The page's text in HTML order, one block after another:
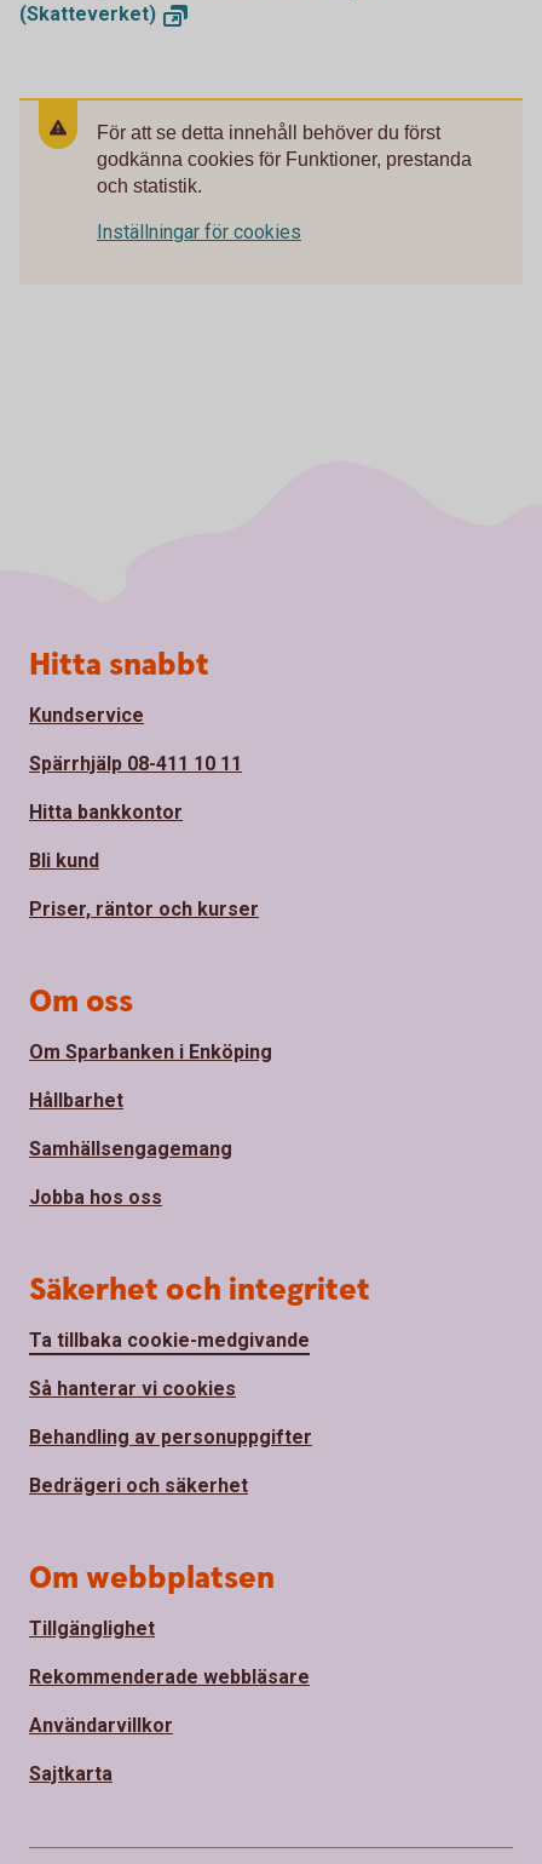
(Skatteverket)
För att se detta innehåll behöver du först
godkänna cookies för Funktioner, prestanda
och statistik.
Inställningar för cookies
Sidfot
Hitta snabbt
Kundservice
Spärrhjälp 08-411 10 11
Hitta bankkontor
Bli kund
Priser, räntor och kurser
Om oss
Om Sparbanken i Enköping
Hållbarhet
Samhällsengagemang
Jobba hos oss
Säkerhet och integritet
Ta tillbaka cookie-medgivande
Så hanterar vi cookies
Behandling av personuppgifter
Bedrägeri och säkerhet
Om webbplatsen
Tillgänglighet
Rekommenderade webbläsare
Användarvillkor
Sajtkarta